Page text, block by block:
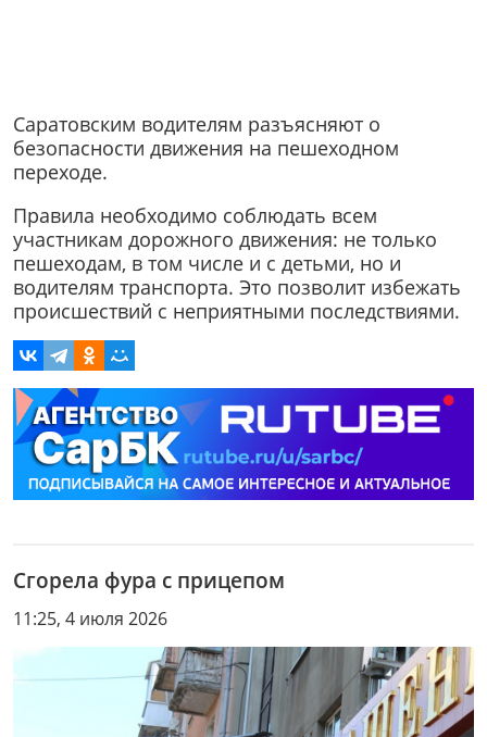
Саратовским водителям разъясняют о
безопасности движения на пешеходном
переходе.
Правила необходимо соблюдать всем
участникам дорожного движения: не только
пешеходам, в том числе и с детьми, но и
водителям транспорта. Это позволит избежать
происшествий с неприятными последствиями.
Сгорела фура с прицепом
11:25, 4 июля 2026